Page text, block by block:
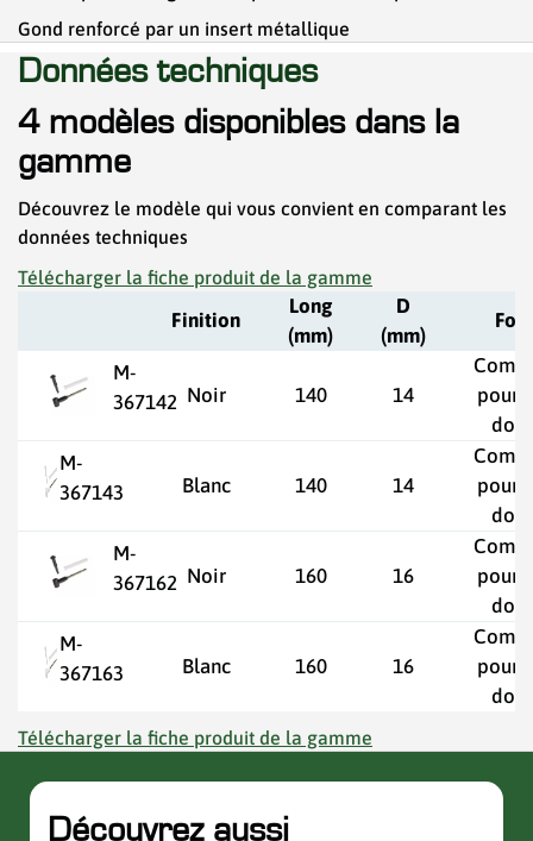
Gond renforcé par un insert métallique
Données techniques
4 modèles disponibles dans la
gamme
Découvrez le modèle qui vous convient en comparant les
données techniques
Télécharger la fiche produit de la gamme
Finition
Long
(mm)
D
(mm)
M-
367142 Noir 140 14
pour
M-
367143
Blanc 140 14
pour
M-
367162 Noir 160 16
pour
M-
367163
Blanc 160 16
pour
Télécharger la fiche produit de la gamme
Découvrez aussi